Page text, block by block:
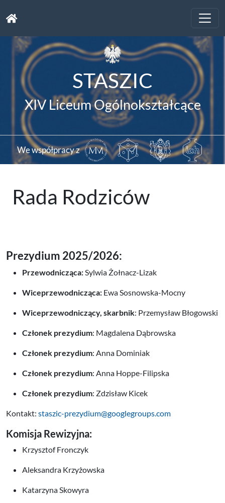
Toggle
STASZIC
XIV Liceum Ogólnokształcące
We współpracy z
Rada Rodziców
Prezydium 2025/2026:
Przewodnicząca:Sylwia Żołnacz-Lizak
Wiceprzewodnicząca: Ewa Sosnowska-Mocny
Wiceprzewodniczący, skarbnik: Przemysław Błogowski
Członek prezydium: Magdalena Dąbrowska
Członek prezydium: Anna Dominiak
Członek prezydium: Anna Hoppe-Filipska
Członek prezydium: Zdzisław Kicek
Kontakt: staszic-prezydium@googlegroups.com
Komisja Rewizyjna:
Krzysztof Fronczyk
Aleksandra Krzyżowska
Katarzyna Skowyra